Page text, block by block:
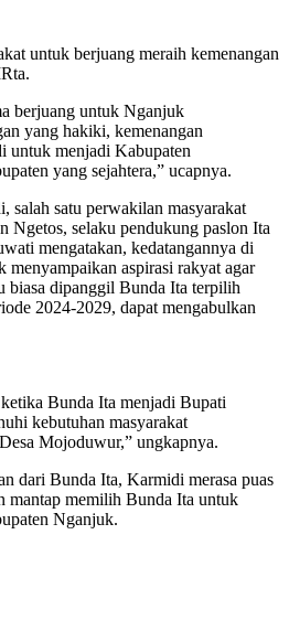
untuk berjuang meraih kemenangan
berjuang untuk Nganjuk
yang hakiki, kemenangan
untuk menjadi Kabupaten
yang sejahtera,” ucapnya.
salah satu perwakilan masyarakat
Ngetos, selaku pendukung paslon Ita
mengatakan, kedatangannya di
menyampaikan aspirasi rakyat agar
biasa dipanggil Bunda Ita terpilih
2024-2029, dapat mengabulkan
Bunda Ita menjadi Bupati
kebutuhan masyarakat
Mojoduwur,” ungkapnya.
dari Bunda Ita, Karmidi merasa puas
mantap memilih Bunda Ita untuk
Nganjuk.